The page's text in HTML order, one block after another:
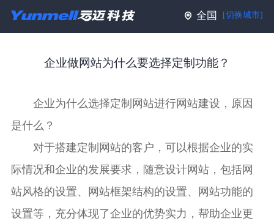
全国 [切换城市]
企业做网站为什么要选择定制功能？
企业为什么选择定制网站进行网站建设，原因
是什么？
对于搭建定制网站的客户，可以根据企业的实
际情况和企业的发展要求，随意设计网站，包括网
站风格的设置、网站框架结构的设置、网站功能的
设置等，充分体现了企业的优势实力，帮助企业更